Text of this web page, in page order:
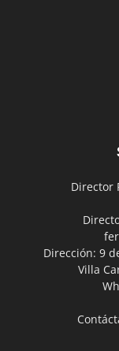
Director
Dirección: 9
Villa